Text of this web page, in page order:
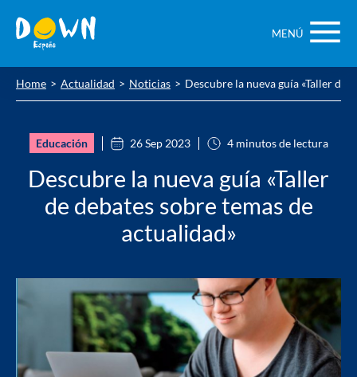
contenido
MENÚ
Home Actualidad Noticias Descubre la nueva guía «Taller de
Educación 26 Sep 2023 4 minutos de lectura
Descubre la nueva guía «Taller
de debates sobre temas de
actualidad»